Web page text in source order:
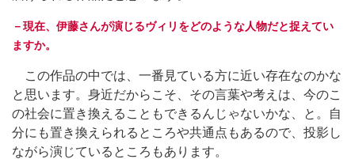
－現在、伊藤さんが演じるヴィリをどのような人物だと捉えてい
ますか。
この作品の中では、一番見ている方に近い存在なのかな
と思います。身近だからこそ、その言葉や考えは、今のこ
の社会に置き換えることもできるんじゃないかな、と。自
分にも置き換えられるところや共通点もあるので、投影し
ながら演じているところもあります。